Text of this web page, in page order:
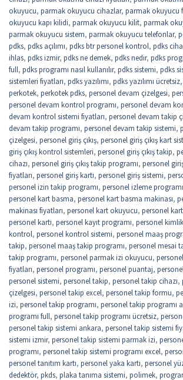
okuyucu, parmak okuyucu cihazlar, parmak okuyucu
okuyucu kapı kilidi, parmak okuyucu kilit, parmak
parmak okuyucu sistem, parmak okuyucu telefonlar,
pdks, pdks açılımı, pdks btr personel kontrol, pdks
ihlas, pdks izmir, pdks ne demek, pdks nedir, pdks
full, pdks programı nasıl kullanılır, pdks sistemi, pdks
sistemleri fiyatları, pdks yazılımı, pdks yazılımı ücretsiz,
perkotek, perkotek pdks, personel devam çizelgesi,
personel devam kontrol programı, personel devam
devam kontrol sistemi fiyatları, personel devam takip
devam takip programı, personel devam takip sistemi,
çizelgesi, personel giriş çıkış, personel giriş çıkış kart
giriş çıkış kontrol sistemleri, personel giriş çıkış takip,
cihazı, personel giriş çıkış takip programı, personel
fiyatları, personel giriş kartı, personel giriş sistemi,
personel izin takip programı, personel izleme programı
personel kart basma, personel kart basma makinası,
makinası fiyatları, personel kart okuyucu, personel
personel kartı, personel kayıt programı, personel
kontrol, personel kontrol sistemi, personel maaş
takip, personel maaş takip programı, personel mesai
takip programı, personel parmak izi okuyucu,
fiyatları, personel programı, personel puantaj,
personel sistemi, personel takip, personel takip cihazı,
çizelgesi, personel takip excel, personel takip formu,
izi, personel takip programı, personel takip programı
programı full, personel takip programı ücretsiz,
personel takip sistemi ankara, personel takip sistemi
sistemi izmir, personel takip sistemi parmak izi,
programı, personel takip sistemi programı excel,
personel tanıtım kartı, personel yaka kartı, personel
dedektör, pkds, plaka tanıma sistemi, polimek,